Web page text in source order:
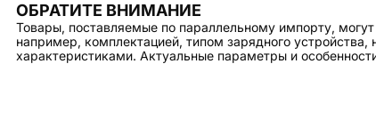
ОБРАТИТЕ ВНИМАНИЕ
Товары, поставляемые по параллельному импорту,
например, комплектацией, типом зарядного
характеристиками. Актуальные параметры и